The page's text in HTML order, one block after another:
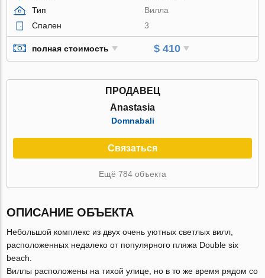
Тип
Вилла
Спален
3
полная стоимость $ 410
ПРОДАВЕЦ
Anastasia
Domnabali
Связаться
Ещё 784 объекта
ОПИСАНИЕ ОБЪЕКТА
Небольшой комплекс из двух очень уютных светлых вилл,
расположенных недалеко от популярного пляжа Double six
beach.
Виллы расположены на тихой улице, но в то же время рядом со